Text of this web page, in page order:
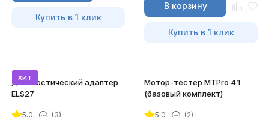
Купить в 1 клик
В корзину
Купить в 1 клик
хит
Диагностический адаптер
ELS27
5.0 (3)
Мотор-тестер MTPro 4.1
(базовый комплект)
5.0 (2)